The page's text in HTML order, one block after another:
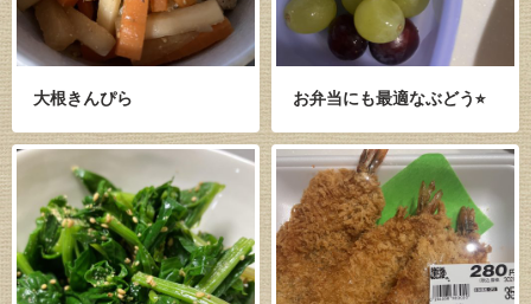
大根きんぴら お弁当にも最適なぶどう⭐︎